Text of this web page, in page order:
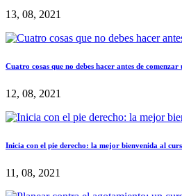
13, 08, 2021
Cuatro cosas que no debes hacer antes de comenzar
12, 08, 2021
Inicia con el pie derecho: la mejor bienvenida al
11, 08, 2021